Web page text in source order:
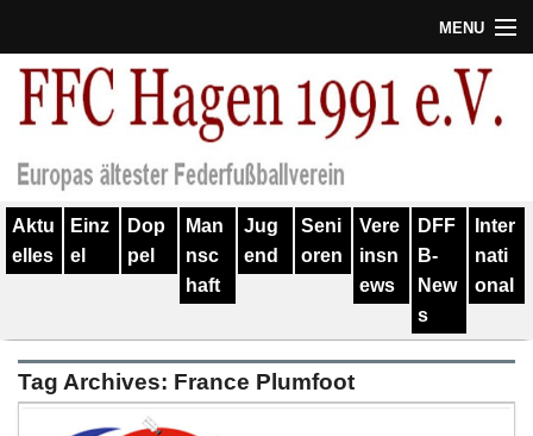
MENU
Termine
Verein
Geschichte
Training
Spieler
Aktu
elles
Einz
el
Dop
pel
Man
nsc
haft
Jug
end
Seni
oren
Vere
insn
ews
DFF
B-
New
s
Inter
nati
onal
Tag Archives: France Plumfoot